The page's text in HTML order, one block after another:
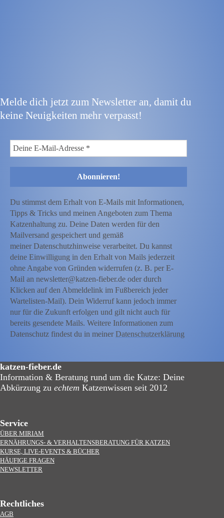
Melde dich jetzt zum Newsletter an, damit du
keine Neuigkeiten mehr verpasst!
Du stimmst dem Erhalt von E-Mails mit Informationen,
Tipps & Tricks und meinen Angeboten zum Thema
Katzenhaltung zu. Deine Daten werden für den
Mailversand gespeichert und gemäß
meiner Datenschutzhinweise verarbeitet. Du kannst
deine Einwilligung in den Erhalt von Mails jederzeit
ohne Angabe von Gründen widerrufen (z. B. per E-
Mail an newsletter@katzen-fieber.de oder durch
Klicken auf den Abmeldelink im Fußbereich jeder
Wartelisten-Mail). Dein Widerruf kann jedoch immer
nur für die Zukunft erfolgen und gilt nicht auch für
bereits gesendete Mails. Weitere Informationen zum
Datenschutz findest du in meinerDatenschutzerklärung
katzen-fieber.de
Information & Beratung rund um die Katze: Deine
Abkürzung zu echtem Katzenwissen seit 2012
Service
ÜBER MIRIAM
ERNÄHRUNGS- & VERHALTENSBERATUNG FÜR KATZEN
KURSE, LIVE-EVENTS & BÜCHER
HÄUFIGE FRAGEN
NEWSLETTER
Rechtliches
AGB